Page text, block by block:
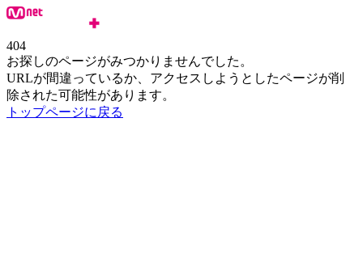
404
お探しのページがみつかりませんでした。
URLが間違っているか、アクセスしようとしたページが削
除された可能性があります。
トップページに戻る